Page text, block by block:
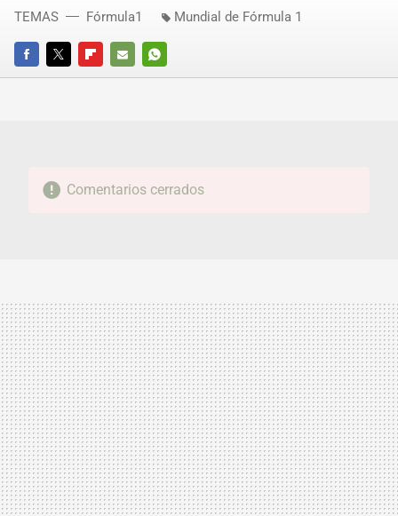
FACEBOOKTWITTERFLIPBOARD
E-
WHATSAPP
TEMAS Fórmula1 Mundial de Fórmula 1
Comentarios cerrados